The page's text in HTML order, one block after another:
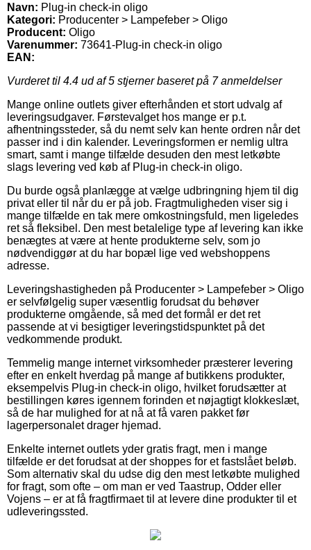
Navn: Plug-in check-in oligo
Kategori: Producenter > Lampefeber > Oligo
Producent: Oligo
Varenummer: 73641-Plug-in check-in oligo
EAN:
Vurderet til 4.4 ud af 5 stjerner baseret på 7anmeldelser
Mange online outlets giver efterhånden et stort udvalg af
leveringsudgaver. Førstevalget hos mange er p.t.
afhentningssteder, så du nemt selv kan hente ordren når det
passer ind i din kalender. Leveringsformen er nemlig ultra
smart, samt i mange tilfælde desuden den mest letkøbte
slags levering ved køb af Plug-in check-in oligo.
Du burde også planlægge at vælge udbringning hjem til dig
privat eller til når du er på job. Fragtmuligheden viser sig i
mange tilfælde en tak mere omkostningsfuld, men ligeledes
ret så fleksibel. Den mest betalelige type af levering kan ikke
benægtes at være at hente produkterne selv, som jo
nødvendiggør at du har bopæl lige ved webshoppens
adresse.
Leveringshastigheden på Producenter > Lampefeber > Oligo
er selvfølgelig super væsentlig forudsat du behøver
produkterne omgående, så med det formål er det ret
passende at vi besigtiger leveringstidspunktet på det
vedkommende produkt.
Temmelig mange internet virksomheder præsterer levering
efter en enkelt hverdag på mange af butikkens produkter,
eksempelvis Plug-in check-in oligo, hvilket forudsætter at
bestillingen køres igennem forinden et nøjagtigt klokkeslæt,
så de har mulighed for at nå at få varen pakket før
lagerpersonalet drager hjemad.
Enkelte internet outlets yder gratis fragt, men i mange
tilfælde er det forudsat at der shoppes for et fastslået beløb.
Som alternativ skal du udse dig den mest letkøbte mulighed
for fragt, som ofte – om man er ved Taastrup, Odder eller
Vojens – er at få fragtfirmaet til at levere dine produkter til et
udleveringssted.